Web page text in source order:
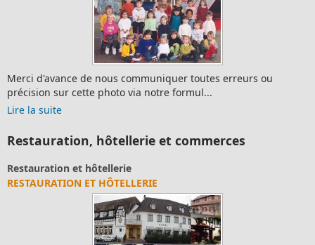
d'avance de nous communiquer toutes erreurs ou
sur cette photo via notre formul...
suite
Restauration, hôtellerie et commerces
et hôtellerie
ET HÔTELLERIE